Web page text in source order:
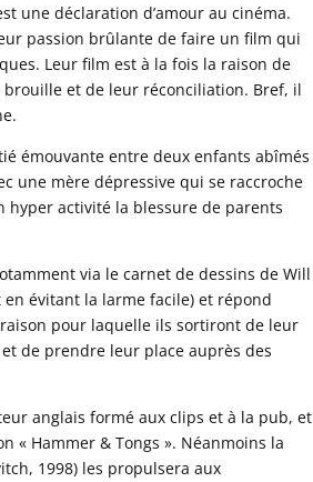
une déclaration d’amour au cinéma.
passion brûlante de faire un film qui
Leur film est à la fois la raison de
et de leur réconciliation. Bref, il
émouvante entre deux enfants abîmés
une mère dépressive qui se raccroche
hyper activité la blessure de parents
via le carnet de dessins de Will
en évitant la larme facile) et répond
pour laquelle ils sortiront de leur
de prendre leur place auprès des
anglais formé aux clips et à la pub, et
« Hammer & Tongs ». Néanmoins la
1998) les propulsera aux